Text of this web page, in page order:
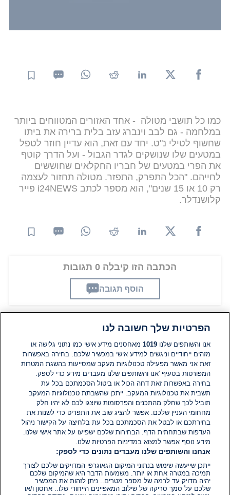
כמו כל תושבי מטולה - אחד האזורים המטווחים ביותר
במלחמה - גם לבב וינברג עזב בלית ברירה את ביתו
שחשוף לטילי נ"ט. יחד עם זאת, הוא עדיין חוזר לטפל
במטעים שלו שנושקים לגדר הגבול - ועל הדרך קוטף
את הפרי במטעים של חבריו החקלאים שחוששים
לחייהם. "הכל התפרק, התפזר. מטולה תחזור לעצמה
רק 10 או 15 שנים", הוא מספר לכתב i24NEWS פייר
קלושנדלר.
הכתבה הזו קיבלה 0 תגובות
הוסף תגובה
תגובות
אין עדיין תגובות. היה הראשון להגיב
הוסף תגובה
הפרטיות שלך חשובה לנו
אנו והשותפים שלנו1019 מאחסנים מידע אישי כמו נתוני גלישה או
מזהים ייחודיים וניגשים למידע אישי במכשיר שלכם. בחירה באפשרות
זאת אני מאשר מפעילה טכנולוגיות מעקב שמסייעות בהשגת המטרות
המפורטות בסעיף 'אנו והשותפים שלנו מעבדים מידע כדי לספק.
בחירה באפשרות זאת דחה הכול או ביטול הסכמתכם בכל עת
תשבית את טכנולוגיות המעקב. ייתכן שהשבתת טכנולוגיות המעקב
תוביל לכך שחלק מהתכנים והפרסומות שיוצגו לכם לא יהיו חלק
מחחומי העניין שלכם. אפשר להציג שוב את התפריט כדי לשנות את
בחירתכם או לבטל את הסכמתכם בכל עת בלחיצה על הקישור ניהול
העדפות שבתחתית הדף. הבחירות שלכם ישפיעו על אתר אישי שלנו.
מידע נוסף אפשר למצוא במדיניות הפרטיות שלנו.
אנחנו והשותפים שלנו מעבדים נתונים כדי לספק:
ייתכן שייעשה שימוש בנתוני המיקום הגאוגרפי המדויקים שלכם לצורך
תמיכה במטרה אחת או יותר. משמעות הדבר היא שהמיקום שלכם
יהיה מדויק עד לרמה של מספר מטרים.. ניתן לזהות את המכשיר
שלכם על סמך סריקה של שילוב המאפיינים הייחודי שלו.. אחסון ו/או